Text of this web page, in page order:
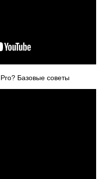
Базовые советы